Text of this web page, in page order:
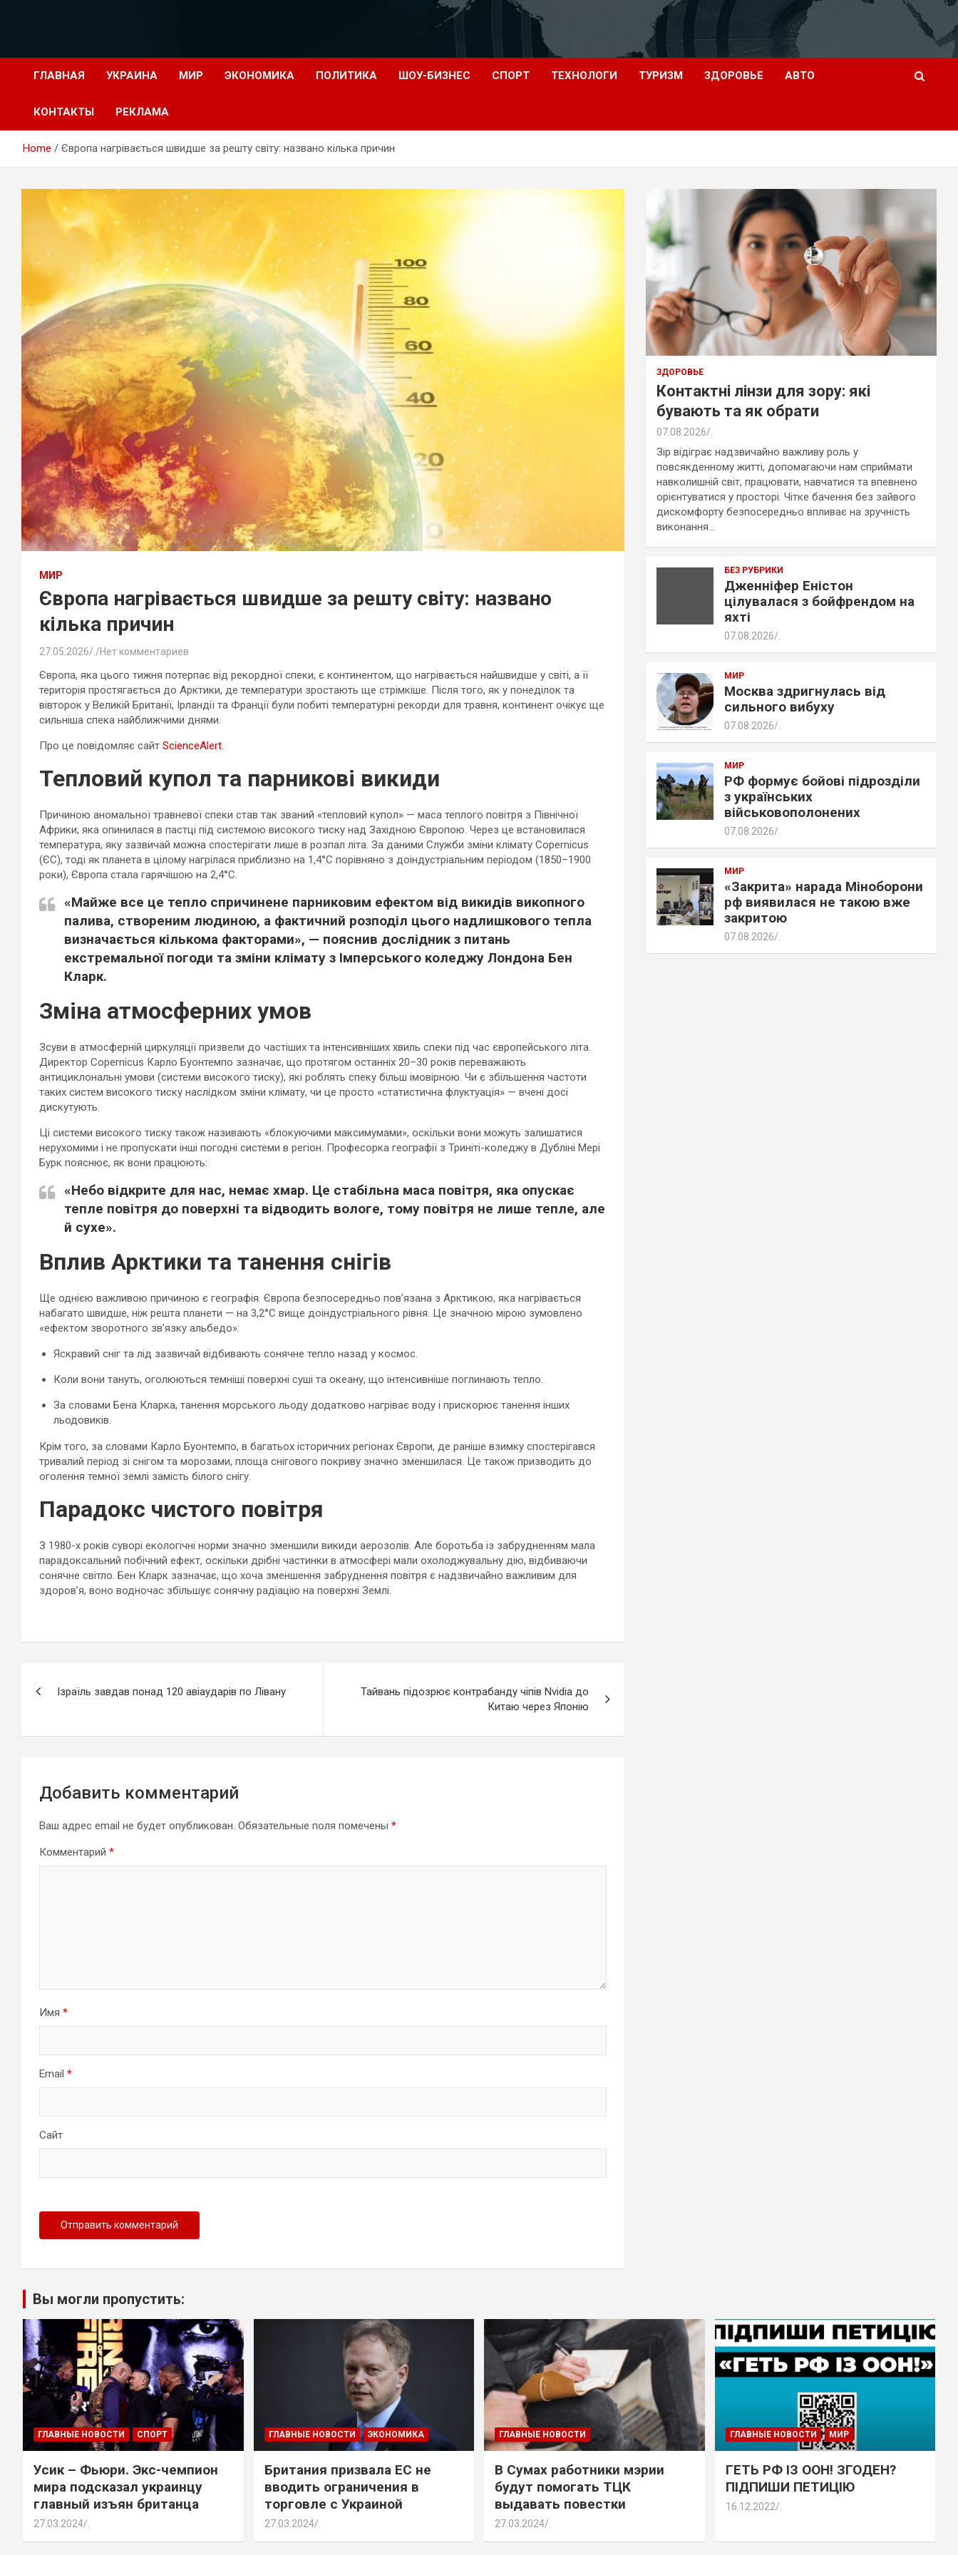
ГЛАВНАЯ УКРАИНА МИР ЭКОНОМИКА ПОЛИТИКА ШОУ-БИЗНЕС СПОРТ ТЕХНОЛОГИ ТУРИЗМ ЗДОРОВЬЕ АВТО
КОНТАКТЫ РЕКЛАМА
Home Європа нагрівається швидше за решту світу: названо кілька причин
МИР
Європа нагрівається швидше за решту світу: названо
кілька причин
27.05.2026 Нет комментариев
Європа, яка цього тижня потерпає від рекордної спеки, є континентом, що нагрівається найшвидше у світі, а її
територія простягається до Арктики, де температури зростають ще стрімкіше. Після того, як у понеділок та
вівторок у Великій Британії, Ірландії та Франції були побиті температурні рекорди для травня, континент очікує ще
сильніша спека найближчими днями.
Про це повідомляє сайт ScienceAlert
Тепловий купол та парникові викиди
Причиною аномальної травневої спеки став так званий «тепловий купол» — маса теплого повітря з Північної
Африки, яка опинилася в пастці під системою високого тиску над Західною Європою. Через це встановилася
температура, яку зазвичай можна спостерігати лише в розпал літа. За даними Служби зміни клімату Copernicus
(ЄС), тоді як планета в цілому нагрілася приблизно на 1,4°C порівняно з доіндустріальним періодом (1850–1900
роки), Європа стала гарячішою на 2,4°C.
«Майже все це тепло спричинене парниковим ефектом від викидів викопного
палива, створеним людиною, а фактичний розподіл цього надлишкового тепла
визначається кількома факторами», — пояснив дослідник з питань
екстремальної погоди та зміни клімату з Імперського коледжу Лондона Бен
Кларк.
Зміна атмосферних умов
Зсуви в атмосферній циркуляції призвели до частіших та інтенсивніших хвиль спеки під час європейського літа.
Директор Copernicus Карло Буонтемпо зазначає, що протягом останніх 20–30 років переважають
антициклональні умови (системи високого тиску), які роблять спеку більш імовірною. Чи є збільшення частоти
таких систем високого тиску наслідком зміни клімату, чи це просто «статистична флуктуація» — вчені досі
дискутують.
Ці системи високого тиску також називають «блокуючими максимумами», оскільки вони можуть залишатися
нерухомими і не пропускати інші погодні системи в регіон. Професорка географії з Триніті-коледжу в Дубліні Мері
Бурк пояснює, як вони працюють:
«Небо відкрите для нас, немає хмар. Це стабільна маса повітря, яка опускає
тепле повітря до поверхні та відводить вологе, тому повітря не лише тепле, але
й сухе».
Вплив Арктики та танення снігів
Ще однією важливою причиною є географія. Європа безпосередньо пов’язана з Арктикою, яка нагрівається
набагато швидше, ніж решта планети — на 3,2°C вище доіндустріального рівня. Це значною мірою зумовлено
«ефектом зворотного зв’язку альбедо»:
Яскравий сніг та лід зазвичай відбивають сонячне тепло назад у космос.
Коли вони тануть, оголюються темніші поверхні суші та океану, що інтенсивніше поглинають тепло.
За словами Бена Кларка, танення морського льоду додатково нагріває воду і прискорює танення інших
льодовиків.
Крім того, за словами Карло Буонтемпо, в багатьох історичних регіонах Європи, де раніше взимку спостерігався
тривалий період зі снігом та морозами, площа снігового покриву значно зменшилася. Це також призводить до
оголення темної землі замість білого снігу.
Парадокс чистого повітря
З 1980-х років суворі екологічні норми значно зменшили викиди аерозолів. Але боротьба із забрудненням мала
парадоксальний побічний ефект, оскільки дрібні частинки в атмосфері мали охолоджувальну дію, відбиваючи
сонячне світло. Бен Кларк зазначає, що хоча зменшення забруднення повітря є надзвичайно важливим для
здоров’я, воно водночас збільшує сонячну радіацію на поверхні Землі.
записям
Ізраїль завдав понад 120 авіаударів по Лівану
Тайвань підозрює контрабанду чіпів Nvidia до
Китаю через Японію
Добавить комментарий
Ваш адрес email не будет опубликован. Обязательные поля помечены *
Комментарий *
Имя *
Email *
Сайт
ЗДОРОВЬЕ
Контактні лінзи для зору: які
бувають та як обрати
07.08.2026
Зір відіграє надзвичайно важливу роль у
повсякденному житті, допомагаючи нам сприймати
навколишній світ, працювати, навчатися та впевнено
орієнтуватися у просторі. Чітке бачення без зайвого
дискомфорту безпосередньо впливає на зручність
виконання…
БЕЗ РУБРИКИ
Дженніфер Еністон
цілувалася з бойфрендом на
яхті
07.08.2026
МИР
Москва здригнулась від
сильного вибуху
07.08.2026
МИР
РФ формує бойові підрозділи
з українських
військовополонених
07.08.2026
МИР
«Закрита» нарада Міноборони
рф виявилася не такою вже
закритою
07.08.2026
Вы могли пропустить:
ГЛАВНЫЕ НОВОСТИ СПОРТ
Усик – Фьюри. Экс-чемпион
мира подсказал украинцу
главный изъян британца
27.03.2024 .
ГЛАВНЫЕ НОВОСТИ ЭКОНОМИКА
Британия призвала ЕС не
вводить ограничения в
торговле с Украиной
27.03.2024 .
ГЛАВНЫЕ НОВОСТИ
В Сумах работники мэрии
будут помогать ТЦК
выдавать повестки
27.03.2024 .
ГЛАВНЫЕ НОВОСТИ МИР
ГЕТЬ РФ ІЗ ООН! ЗГОДЕН?
ПІДПИШИ ПЕТИЦІЮ
16.12.2022 .